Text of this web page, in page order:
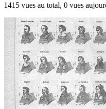
1415 vues au total, 0 vues